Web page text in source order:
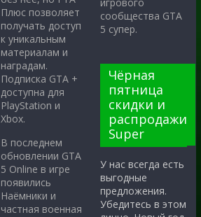
Плюс позволяет
получать доступ
к уникальным
материалам и
наградам.
Подписка GTA +
доступна для
PlayStation и
Xbox.
В последнем
обновлении GTA
5 Online в игре
появились
Наёмники и
частная военная
сообщества GTA
5 супер.
Чёрная
пятница
скидки и
распродажи
Super
У нас всегда есть
выгодные
предложения.
Убедитесь в этом